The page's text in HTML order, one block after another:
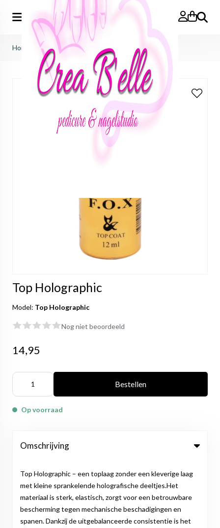
Zoeken
Home f.o.x nails>base & top> Top Holographic
Top Holographic
Model: Top Holographic
Nog niet beoordeeld
14,95
Bestellen
Op voorraad
Omschrijving
Top Holographic – een toplaag zonder een kleverige laag
met kleine sprankelende holografische deeltjes.Het
materiaal is sterk, elastisch, zorgt voor een betrouwbare
bescherming tegen mechanische beschadigingen en
spanen. Dankzij de uitgebalanceerde consistentie is het